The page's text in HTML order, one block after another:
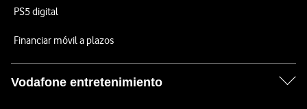
PS5 digital
Financiar móvil a plazos
Vodafone entretenimiento